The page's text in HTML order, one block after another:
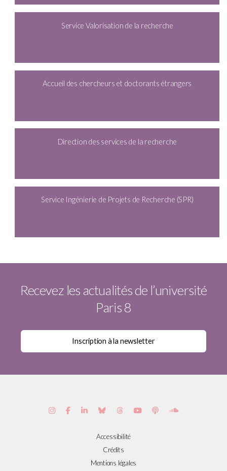
Service Valorisation de la recherche
Accueil des chercheurs et doctorants étrangers
Direction des services de la recherche
Service Ingénierie de Projets de Recherche (SPR)
Recevez les actualités de l’université
Paris 8
Accessibilité
Crédits
Mentions légales